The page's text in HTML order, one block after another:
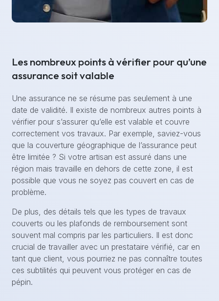
Les nombreux points à vérifier pour qu’une
assurance soit valable
Une assurance ne se résume pas seulement à une
date de validité. Il existe de nombreux autres points à
vérifier pour s’assurer qu’elle est valable et couvre
correctement vos travaux. Par exemple, saviez-vous
que la couverture géographique de l’assurance peut
être limitée ? Si votre artisan est assuré dans une
région mais travaille en dehors de cette zone, il est
possible que vous ne soyez pas couvert en cas de
problème.
De plus, des détails tels que les types de travaux
couverts ou les plafonds de remboursement sont
souvent mal compris par les particuliers. Il est donc
crucial de travailler avec un prestataire vérifié, car en
tant que client, vous pourriez ne pas connaître toutes
ces subtilités qui peuvent vous protéger en cas de
pépin.